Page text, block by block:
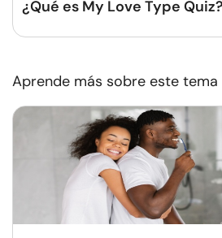
¿Qué es My Love Type Quiz?
Aprende más sobre este tema